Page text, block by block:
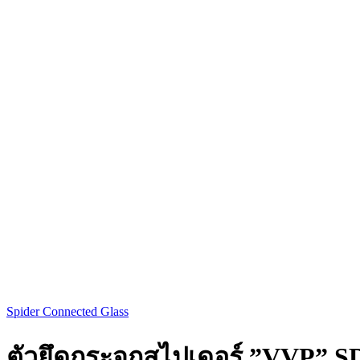
Spider Connected Glass